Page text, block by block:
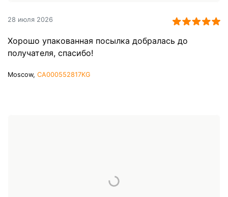
28 июля 2026
Хорошо упакованная посылка добралась до
получателя, спасибо!
Moscow, CA000552817KG